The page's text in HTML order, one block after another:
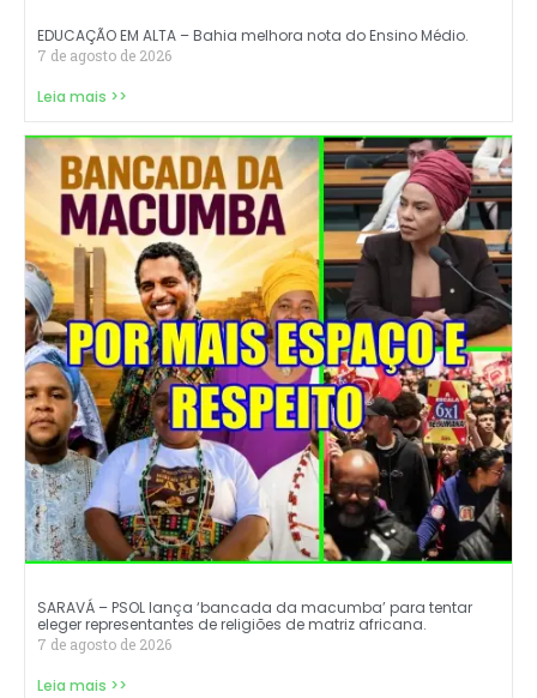
EDUCAÇÃO EM ALTA – Bahia melhora nota do Ensino Médio.
7 de agosto de 2026
Leia mais >>
SARAVÁ – PSOL lança ‘bancada da macumba’ para tentar
eleger representantes de religiões de matriz africana.
7 de agosto de 2026
Leia mais >>